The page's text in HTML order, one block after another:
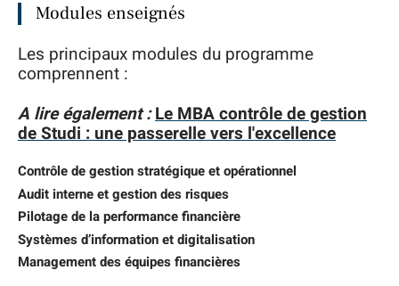
Modules enseignés
Les principaux modules du programme
comprennent :
A lire également : Le MBA contrôle de gestion
de Studi : une passerelle vers l'excellence
Contrôle de gestion stratégique et opérationnel
Audit interne et gestion des risques
Pilotage de la performance financière
Systèmes d’information et digitalisation
Management des équipes financières